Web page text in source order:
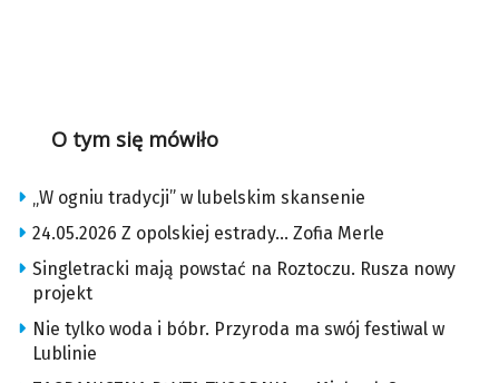
O tym się mówiło
„W ogniu tradycji” w lubelskim skansenie
24.05.2026 Z opolskiej estrady… Zofia Merle
Singletracki mają powstać na Roztoczu. Rusza nowy
projekt
Nie tylko woda i bóbr. Przyroda ma swój festiwal w
Lublinie